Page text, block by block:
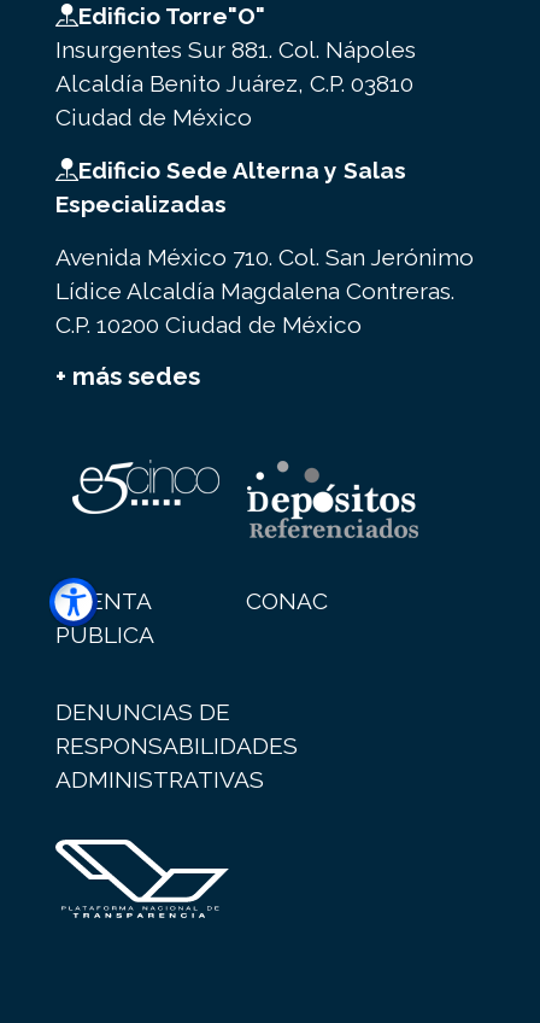
Edificio Torre"O"
Insurgentes Sur 881. Col. Nápoles
Alcaldía Benito Juárez, C.P. 03810
Ciudad de México
Edificio Sede Alterna y Salas
Especializadas
Avenida México 710. Col. San Jerónimo
Lídice Alcaldía Magdalena Contreras.
C.P. 10200 Ciudad de México
+ más sedes
CUENTA
PÚBLICA
CONAC
DENUNCIAS DE
RESPONSABILIDADES
ADMINISTRATIVAS